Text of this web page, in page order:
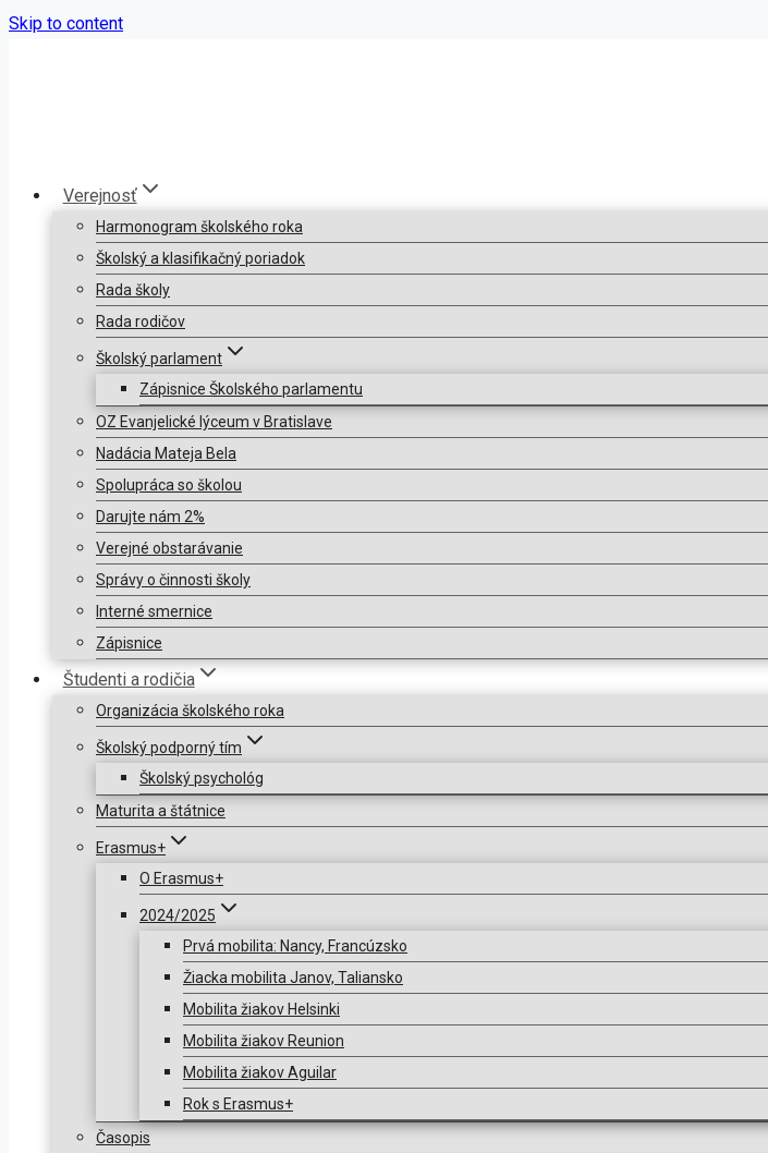
Skip to content
Verejnosť
Harmonogram školského roka
Školský a klasifikačný poriadok
Rada školy
Rada rodičov
Školský parlament
Zápisnice Školského parlamentu
OZ Evanjelické lýceum v Bratislave
Nadácia Mateja Bela
Spolupráca so školou
Darujte nám 2%
Verejné obstarávanie
Správy o činnosti školy
Interné smernice
Zápisnice
Študenti a rodičia
Organizácia školského roka
Školský podporný tím
Školský psychológ
Maturita a štátnice
Erasmus+
O Erasmus+
2024/2025
Prvá mobilita: Nancy, Francúzsko
Žiacka mobilita Janov, Taliansko
Mobilita žiakov Helsinki
Mobilita žiakov Reunion
Mobilita žiakov Aguilar
Rok s Erasmus+
Časopis